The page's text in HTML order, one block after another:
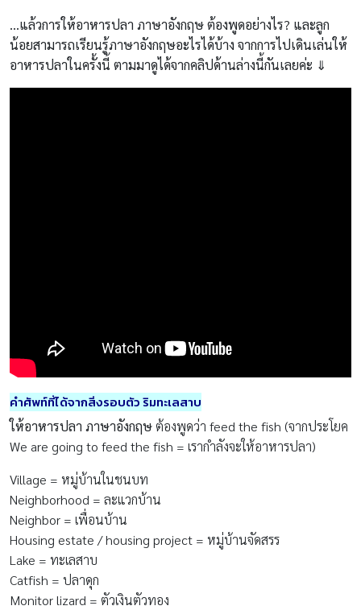
…แล้วการให้อาหารปลา ภาษาอังกฤษ ต้องพูดอย่างไร? และลูก
น้อยสามารถเรียนรู้ภาษาอังกฤษอะไรได้บ้าง จากการไปเดินเล่นให้
อาหารปลาในครั้งนี้ ตามมาดูได้จากคลิปด้านล่างนี้กันเลยค่ะ ⇓
คำศัพท์ที่ได้จากสิ่งรอบตัว ริมทะเลสาบ
ให้อาหารปลา ภาษาอังกฤษ ต้องพูดว่า feed the fish (จากประโยค
We are going to feed the fish = เรากำลังจะให้อาหารปลา)
Village = หมู่บ้านในชนบท
Neighborhood = ละแวกบ้าน
Neighbor = เพื่อนบ้าน
Housing estate / housing project = หมู่บ้านจัดสรร
Lake = ทะเลสาบ
Catfish = ปลาดุก
Monitor lizard = ตัวเงินตัวทอง